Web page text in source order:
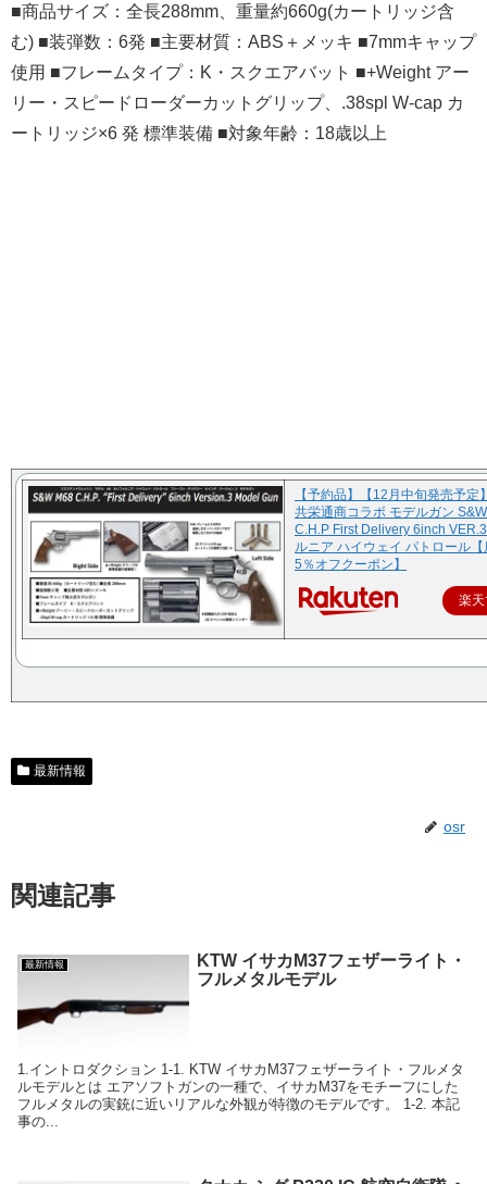
■商品サイズ：全長288mm、重量約660g(カートリッジ含
む) ■装弾数：6発 ■主要材質：ABS＋メッキ ■7mmキャップ
使用 ■フレームタイプ：K・スクエアバット ■+Weight アー
リー・スピードローダーカットグリップ、.38spl W-cap カ
ートリッジ×6 発 標準装備 ■対象年齢：18歳以上
【予約品】【12月中旬発売予定
共栄通商コラボ モデルガン
C.H.P First Delivery 6inch
ルニア ハイウェイ パトロール
5％オフクーポン】
楽
最新情報
osr
関連記事
最新情報
KTW イサカM37フェザーライト・
フルメタルモデル
1.イントロダクション 1-1. KTW イサカM37フェザーライト・フルメタ
ルモデルとは エアソフトガンの一種で、イサカM37をモチーフにした
フルメタルの実銃に近いリアルな外観が特徴のモデルです。 1-2. 本記
事の...